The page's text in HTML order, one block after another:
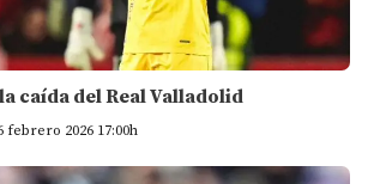
caída del Real Valladolid
febrero 2026 17:00h